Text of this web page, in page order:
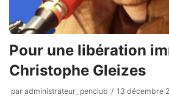
Pour une libération
Christophe Gleizes
par administrateur_penclub 13 décembre